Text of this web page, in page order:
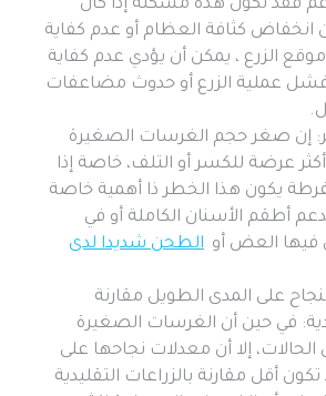
فقد تكون هذه مشكلة إذا كان
انخفاض كثافة العظام أو عدم كفاية
الزرع ، يمكن أن يؤدي عدم كفاية
عملية الزرع أو حدوث مضاعفات
إن صغر حجم الغرسات الصغيرة
عرضة للكسر أو التلف، خاصة إذا
يكون هذا الخطر ذا أهمية خاصة
أطقم الأسنان الكاملة أو في
فيها العض أو الطحن شديدا لدى
على المدى الطويل مقارنة
في حين أن الغرسات الصغيرة
إلا أن معدلات نجاحها على
أقل مقارنة بالزراعات التقليدية